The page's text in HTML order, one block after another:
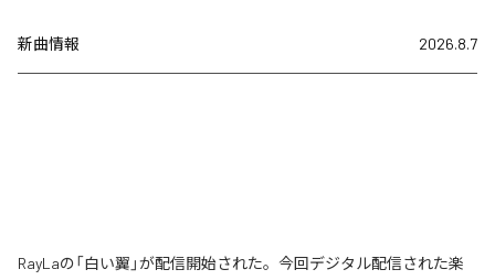
新曲情報 2026.8.7
RayLaの「白い翼」が配信開始された。今回デジタル配信された楽